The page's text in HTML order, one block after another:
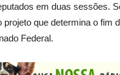
em duas sessões.
que determina o fim
Federal.